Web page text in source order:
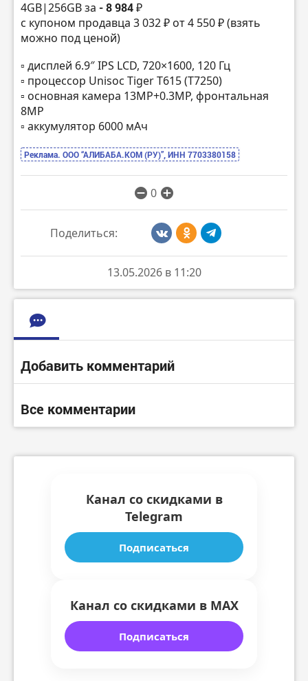
4GB|256GB за - 8 984 ₽
с купоном продавца 3 032 ₽ от 4 550 ₽ (взять
можно под ценой)
▫️ дисплей 6.9″ IPS LCD, 720×1600, 120 Гц
▫️ процессор Unisoc Tiger T615 (T7250)
▫️ основная камера 13МР+0.3MP, фронтальная
8МР
▫️ аккумулятор 6000 мАч
Реклама. ООО “АЛИБАБА.КОМ (РУ)”, ИНН 7703380158
0
Поделиться:
13.05.2026 в 11:20
Добавить комментарий
Все комментарии
Канал со скидками в
Telegram
Подписаться
Канал со скидками в MAX
Подписаться